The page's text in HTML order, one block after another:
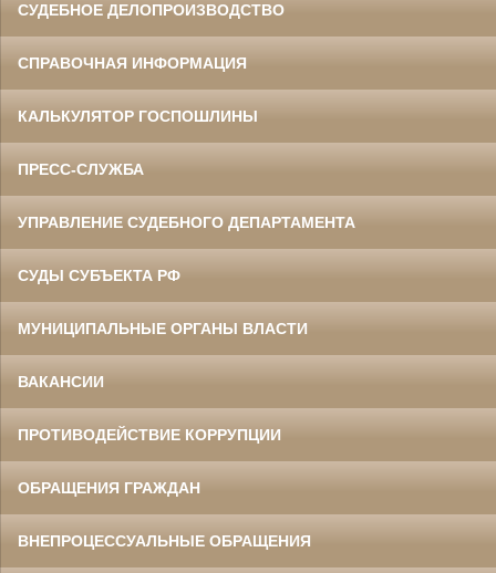
СУДЕБНОЕ ДЕЛОПРОИЗВОДСТВО
СПРАВОЧНАЯ ИНФОРМАЦИЯ
КАЛЬКУЛЯТОР ГОСПОШЛИНЫ
ПРЕСС-СЛУЖБА
УПРАВЛЕНИЕ СУДЕБНОГО ДЕПАРТАМЕНТА
СУДЫ СУБЪЕКТА РФ
МУНИЦИПАЛЬНЫЕ ОРГАНЫ ВЛАСТИ
ВАКАНСИИ
ПРОТИВОДЕЙСТВИЕ КОРРУПЦИИ
ОБРАЩЕНИЯ ГРАЖДАН
ВНЕПРОЦЕССУАЛЬНЫЕ ОБРАЩЕНИЯ